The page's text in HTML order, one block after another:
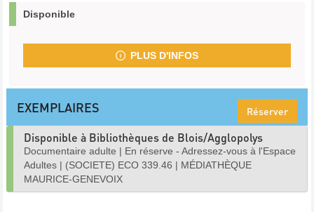
Disponible
PLUS D'INFOS
EXEMPLAIRES Réserver
Disponible à Bibliothèques de Blois/Agglopolys
Documentaire adulte | En réserve - Adressez-vous à l'Espace
Adultes | (SOCIETE) ECO 339.46 | MÉDIATHÈQUE
MAURICE-GENEVOIX